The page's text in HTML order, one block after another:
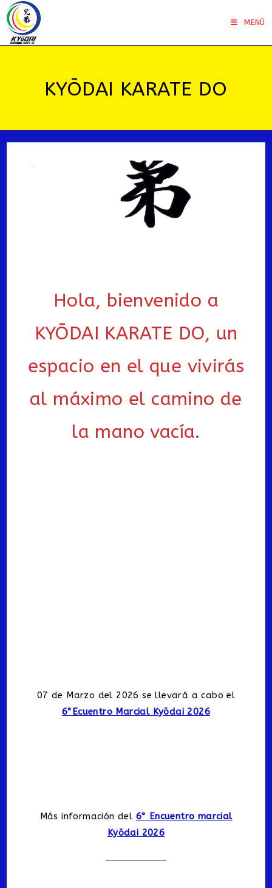
Saltar
al
contenido
MENÚ
KYŌDAI KARATE DO
Hola, bienvenido a
KYŌDAI KARATE DO, un
espacio en el que vivirás
al máximo el camino de
la mano vacía.
07 de Marzo del 2026 se llevará a cabo el
6°Ecuentro Marcial Kyōdai 2026
Más información del 6° Encuentro marcial
Kyōdai 2026